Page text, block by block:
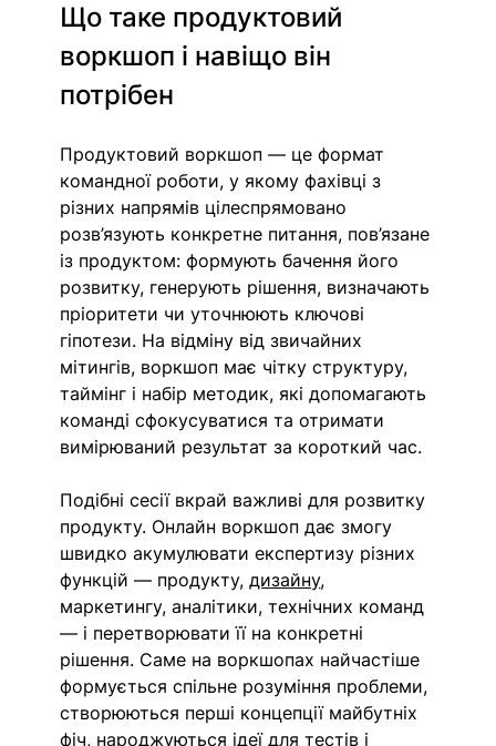
Що таке продуктовий
воркшоп і навіщо він
потрібен
Продуктовий воркшоп — це формат
командної роботи, у якому фахівці з
різних напрямів цілеспрямовано
розв’язують конкретне питання, пов’язане
із продуктом: формують бачення його
розвитку, генерують рішення, визначають
пріоритети чи уточнюють ключові
гіпотези. На відміну від звичайних
мітингів, воркшоп має чітку структуру,
таймінг і набір методик, які допомагають
команді сфокусуватися та отримати
вимірюваний результат за короткий час.
Подібні сесії вкрай важливі для розвитку
продукту. Онлайн воркшоп дає змогу
швидко акумулювати експертизу різних
функцій — продукту, дизайну,
маркетингу, аналітики, технічних команд
— і перетворювати її на конкретні
рішення. Саме на воркшопах найчастіше
формується спільне розуміння проблеми,
створюються перші концепції майбутніх
фіч, народжуються ідеї для тестів і